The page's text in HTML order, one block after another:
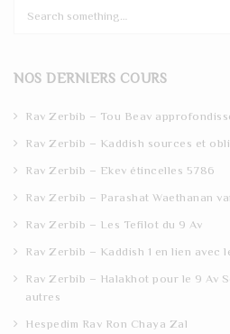
c
NOS DERNIERS COURS
Rav Zerbib – Tou Beav
Rav Zerbib – Kaddish sources et
Rav Zerbib – Ekev étincelles 5786
Rav Zerbib – Parashat Waethanan
Rav Zerbib – Les Tefilot du 9 Av
Rav Zerbib – Kaddish 1 en lien avec
Rav Zerbib – Halakhot pour le 9 Av
autres
Hespedim Rav Ron Chaya Zal